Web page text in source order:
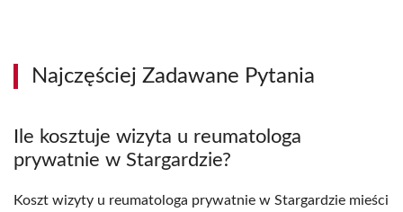
Najczęściej Zadawane Pytania
Ile kosztuje wizyta u reumatologa
prywatnie w Stargardzie?
Koszt wizyty u reumatologa prywatnie w Stargardzie mieści